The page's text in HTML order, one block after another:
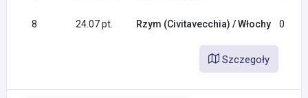
8 24.07 pt. Rzym (Civitavecchia) / Włochy 07:00
Szczegoły